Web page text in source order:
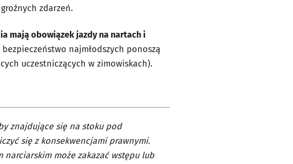
zdarzeń.
mają obowiązek jazdy na nartach i
najmłodszych ponoszą
uczestniczących w zimowiskach).
znajdujące się na stoku pod
się z konsekwencjami prawnymi.
narciarskim może zakazać wstępu lub